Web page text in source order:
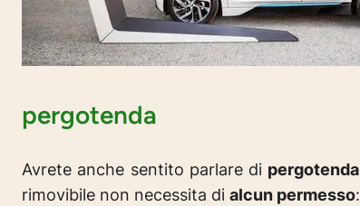
pergotenda
Avrete anche sentito parlare di pergotenda
rimovibile non necessita di alcun permesso: